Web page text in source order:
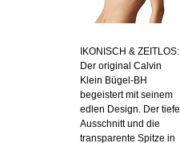
IKONISCH & ZEITLOS:
Der original Calvin
Klein Bügel-BH
begeistert mit seinem
edlen Design. Der tiefe
Ausschnitt und die
transparente Spitze in